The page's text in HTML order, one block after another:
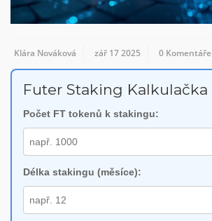
Klára Nováková zář 17 2025 0 Komentáře
Futer Staking Kalkulačka
Počet FT tokenů k stakingu:
Délka stakingu (měsíce):